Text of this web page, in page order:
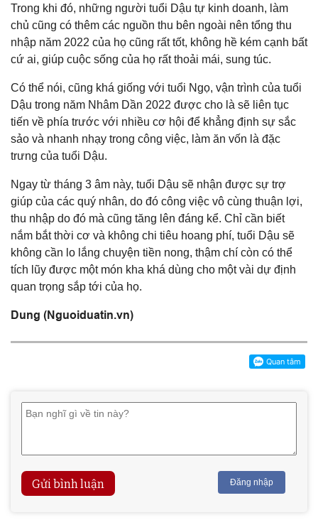
Trong khi đó, những người tuổi Dậu tự kinh doanh, làm
chủ cũng có thêm các nguồn thu bên ngoài nên tổng thu
nhập năm 2022 của họ cũng rất tốt, không hề kém cạnh bất
cứ ai, giúp cuộc sống của họ rất thoải mái, sung túc.
Có thể nói, cũng khá giống với tuổi Ngọ, vận trình của tuổi
Dậu trong năm Nhâm Dần 2022 được cho là sẽ liên tục
tiến về phía trước với nhiều cơ hội để khẳng định sự sắc
sảo và nhanh nhạy trong công việc, làm ăn vốn là đặc
trưng của tuổi Dậu.
Ngay từ tháng 3 âm này, tuổi Dậu sẽ nhận được sự trợ
giúp của các quý nhân, do đó công việc vô cùng thuận lợi,
thu nhập do đó mà cũng tăng lên đáng kể. Chỉ cần biết
nắm bắt thời cơ và không chi tiêu hoang phí, tuổi Dậu sẽ
không cần lo lắng chuyện tiền nong, thậm chí còn có thể
tích lũy được một món kha khá dùng cho một vài dự định
quan trọng sắp tới của họ.
Dung (Nguoiduatin.vn)
Gửi bình luận Đăng nhập